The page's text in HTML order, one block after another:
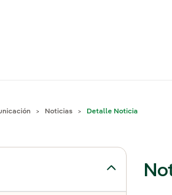
Noticias Detalle Noticia
submenú para Noticias